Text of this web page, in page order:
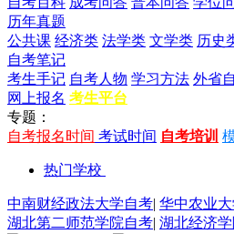
历年真题
公共课 经济类 法学类 文学类 历史
自考笔记
考生手记 自考人物 学习方法 外省
网上报名 考生平台
专题：
自考报名时间 考试时间 自考培训
热门学校
中南财经政法大学自考| 华中农业
湖北第二师范学院自考| 湖北经济